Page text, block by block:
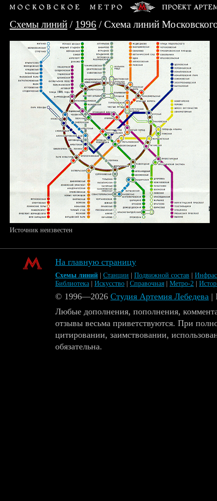
Схемы линий / 1996 / Схема линий
Источник неизвестен
На главную страницу
Схемы линий | Станции | Подвижной состав |
Библиотека | Искусство | Справочная | Метро-2 |
© 1996—2026 Студия Артемия Лебедева |
Любые дополнения, пополнения,
отзывы весьма приветствуются. При
цитировании, заимствовании,
обязательна.